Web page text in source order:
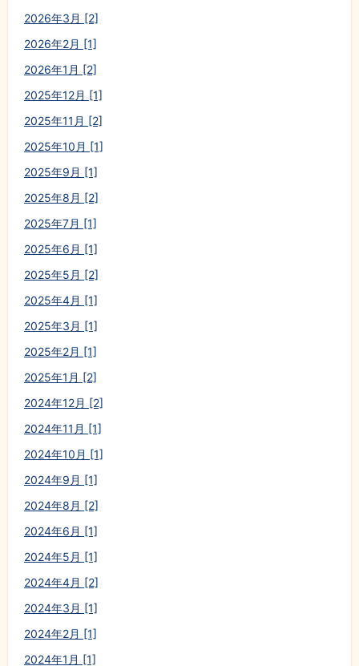
2026年3月 [2]
2026年2月 [1]
2026年1月 [2]
2025年12月 [1]
2025年11月 [2]
2025年10月 [1]
2025年9月 [1]
2025年8月 [2]
2025年7月 [1]
2025年6月 [1]
2025年5月 [2]
2025年4月 [1]
2025年3月 [1]
2025年2月 [1]
2025年1月 [2]
2024年12月 [2]
2024年11月 [1]
2024年10月 [1]
2024年9月 [1]
2024年8月 [2]
2024年6月 [1]
2024年5月 [1]
2024年4月 [2]
2024年3月 [1]
2024年2月 [1]
2024年1月 [1]